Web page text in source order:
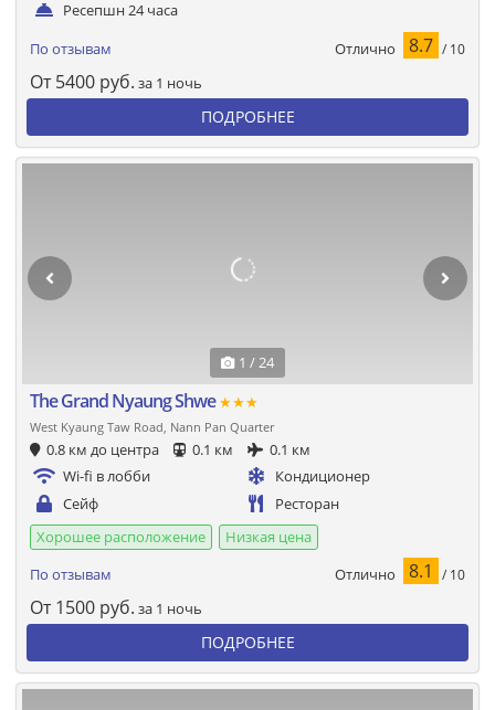
Ресепшн 24 часа
По отзывам Отлично 8.7 / 10
От 5400 руб. за 1 ночь
ПОДРОБНЕЕ
1 / 24
The Grand Nyaung Shwe★★★
West Kyaung Taw Road, Nann Pan Quarter
0.8 км до центра 0.1 км
0.1 км
Wi-fi в лобби
Кондиционер
Сейф
Ресторан
Хорошее расположение
Низкая цена
По отзывам
Отлично 8.1 / 10
От 1500 руб. за 1 ночь
ПОДРОБНЕЕ